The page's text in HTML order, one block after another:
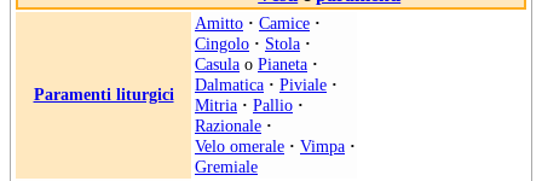
Paramenti liturgici
Amitto · Camice ·
Cingolo · Stola ·
Casula o Pianeta ·
Dalmatica · Piviale ·
Mitria · Pallio ·
Razionale ·
Velo omerale · Vimpa ·
Gremiale